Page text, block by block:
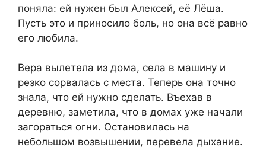
поняла: ей нужен был Алексей, её Лёша.
Пусть это и приносило боль, но она всё равно
его любила.
Вера вылетела из дома, села в машину и
резко сорвалась с места. Теперь она точно
знала, что ей нужно сделать. Въехав в
деревню, заметила, что в домах уже начали
загораться огни. Остановилась на
небольшом возвышении, перевела дыхание.